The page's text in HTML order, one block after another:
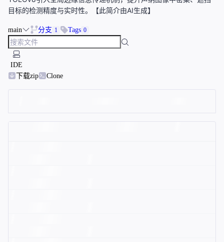
目标的检测精度与实时性。【此简介由AI生成】
main 分支 1 Tags 0
IDE
下载zip
Clone